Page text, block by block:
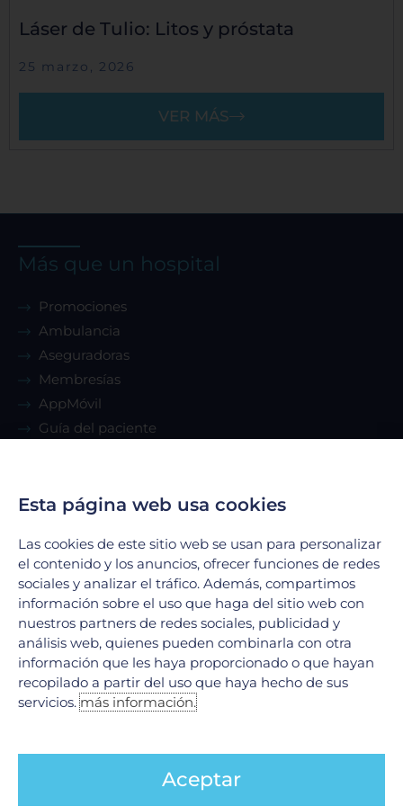
Láser de Tulio: Litos y próstata
25 marzo, 2026
VER MÁS
Más que un hospital
Promociones
Ambulancia
Aseguradoras
Membresías
AppMóvil
Guía del paciente
Servicios
Urgencias
Laboratorio Clínico
Laboratorio de Biología Molecular
Hospitalización
Imagenología
Hemodinamia
Ver todos
Legales
Aviso de Privacidad
Esta página web usa cookies
Las cookies de este sitio web se usan para personalizar
el contenido y los anuncios, ofrecer funciones de redes
sociales y analizar el tráfico. Además, compartimos
información sobre el uso que haga del sitio web con
nuestros partners de redes sociales, publicidad y
análisis web, quienes pueden combinarla con otra
información que les haya proporcionado o que hayan
recopilado a partir del uso que haya hecho de sus
servicios.más información.
Aceptar